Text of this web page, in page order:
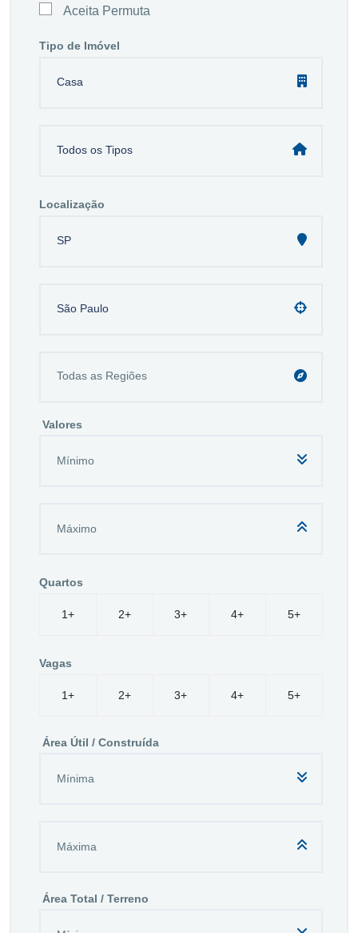
Aceita Permuta
Tipo de Imóvel
Casa
Todos os Tipos
Localização
SP
São Paulo
Valores
Quartos
1+ 2+ 3+ 4+ 5+
Vagas
1+ 2+ 3+ 4+ 5+
Área Útil / Construída
Área Total / Terreno